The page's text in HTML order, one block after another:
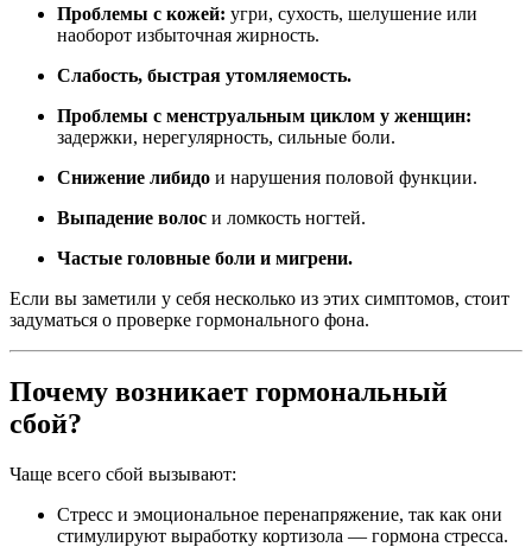
Проблемы с кожей: угри, сухость, шелушение или
наоборот избыточная жирность.
Слабость, быстрая утомляемость.
Проблемы с менструальным циклом у женщин:
задержки, нерегулярность, сильные боли.
Снижение либидо и нарушения половой функции.
Выпадение волос и ломкость ногтей.
Частые головные боли и мигрени.
Если вы заметили у себя несколько из этих симптомов, стоит
задуматься о проверке гормонального фона.
Почему возникает гормональный
сбой?
Чаще всего сбой вызывают:
Стресс и эмоциональное перенапряжение, так как они
стимулируют выработку кортизола — гормона стресса.